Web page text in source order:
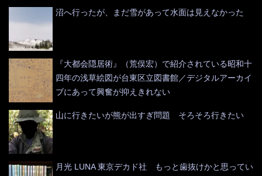
沼へ行ったが、まだ雪があって水面は見えなかった
『大都会隠居術』（荒俣宏）で紹介されている昭和十
四年の浅草絵図が台東区立図書館／デジタルアーカイ
ブにあって興奮が抑えきれない
山に行きたいが熊が出すぎ問題 そろそろ行きたい
月光 LUNA 東京デカド社 もっと歯抜けかと思ってい